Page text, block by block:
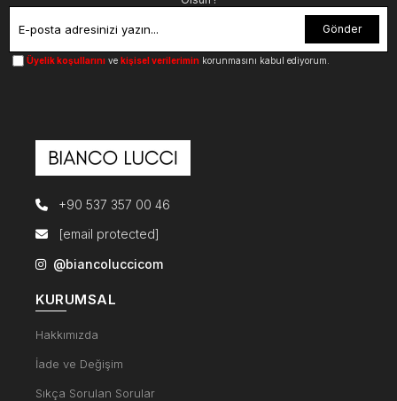
Gönder
Üyelik koşullarını ve kişisel verilerimin korunmasını kabul ediyorum.
+90 537 357 00 46
[email protected]
@biancoluccicom
KURUMSAL
Hakkımızda
İade ve Değişim
Sıkça Sorulan Sorular